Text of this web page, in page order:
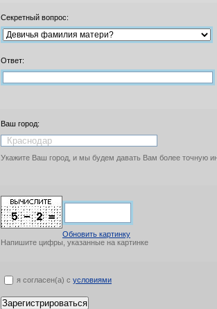
Секретный вопрос:
Ответ:
Ваш город:
Укажите Ваш город, и мы будем давать Вам более точную
Обновить картинку
Напишите цифры, указанные на картинке
я согласен(а) с условиями
Зарегистрироваться